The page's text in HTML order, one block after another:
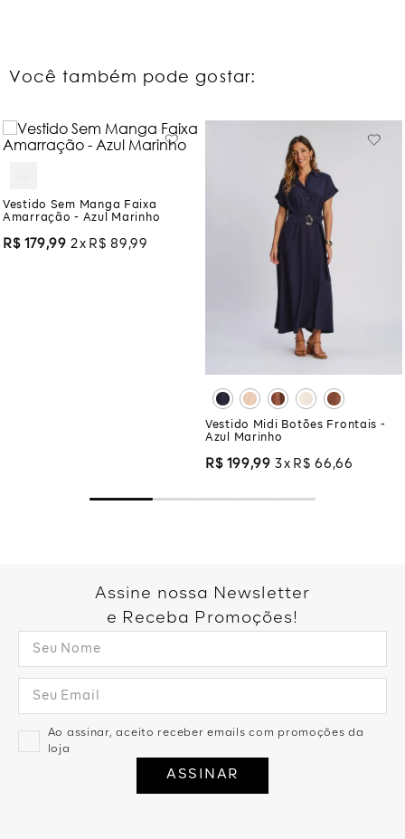
Você também pode gostar:
Vestido Sem Manga Faixa
Amarração - Azul Marinho
R$ 179,99 2 R$ 89 ,99
Vestido Midi Botões Frontais -
Azul Marinho
R$ 199,99 3 R$ 66 ,66
Assine nossa Newsletter
e Receba Promoções!
Ao assinar, aceito receber emails com promoções da
loja
ASSINAR